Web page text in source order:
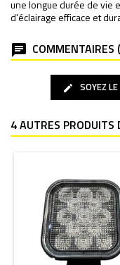
une longue durée de vie
d'éclairage efficace et
COMMENTAIRES
SOYEZ
4 AUTRES PRODUITS